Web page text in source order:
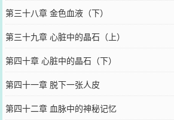
第三十八章 金色血液（下）
第三十九章 心脏中的晶石（上）
第四十章 心脏中的晶石（下）
第四十一章 脱下一张人皮
第四十二章 血脉中的神秘记忆